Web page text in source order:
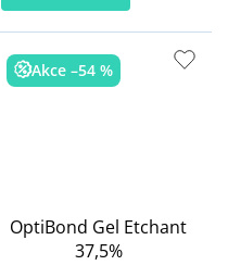
Akce –54 %
OptiBond Gel Etchant
37,5%